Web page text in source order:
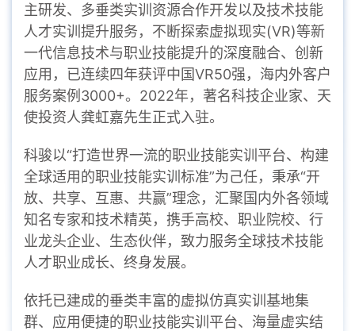
主研发、多垂类实训资源合作开发以及技术技能
人才实训提升服务，不断探索虚拟现实(VR)等新
一代信息技术与职业技能提升的深度融合、创新
应用，已连续四年获评中国VR50强，海内外客户
服务案例3000+。2022年，著名科技企业家、天
使投资人龚虹嘉先生正式入驻。
科骏以“打造世界一流的职业技能实训平台、构建
全球适用的职业技能实训标准”为己任，秉承“开
放、共享、互惠、共赢”理念，汇聚国内外各领域
知名专家和技术精英，携手高校、职业院校、行
业龙头企业、生态伙伴，致力服务全球技术技能
人才职业成长、终身发展。
依托已建成的垂类丰富的虚拟仿真实训基地集
群、应用便捷的职业技能实训平台、海量虚实结